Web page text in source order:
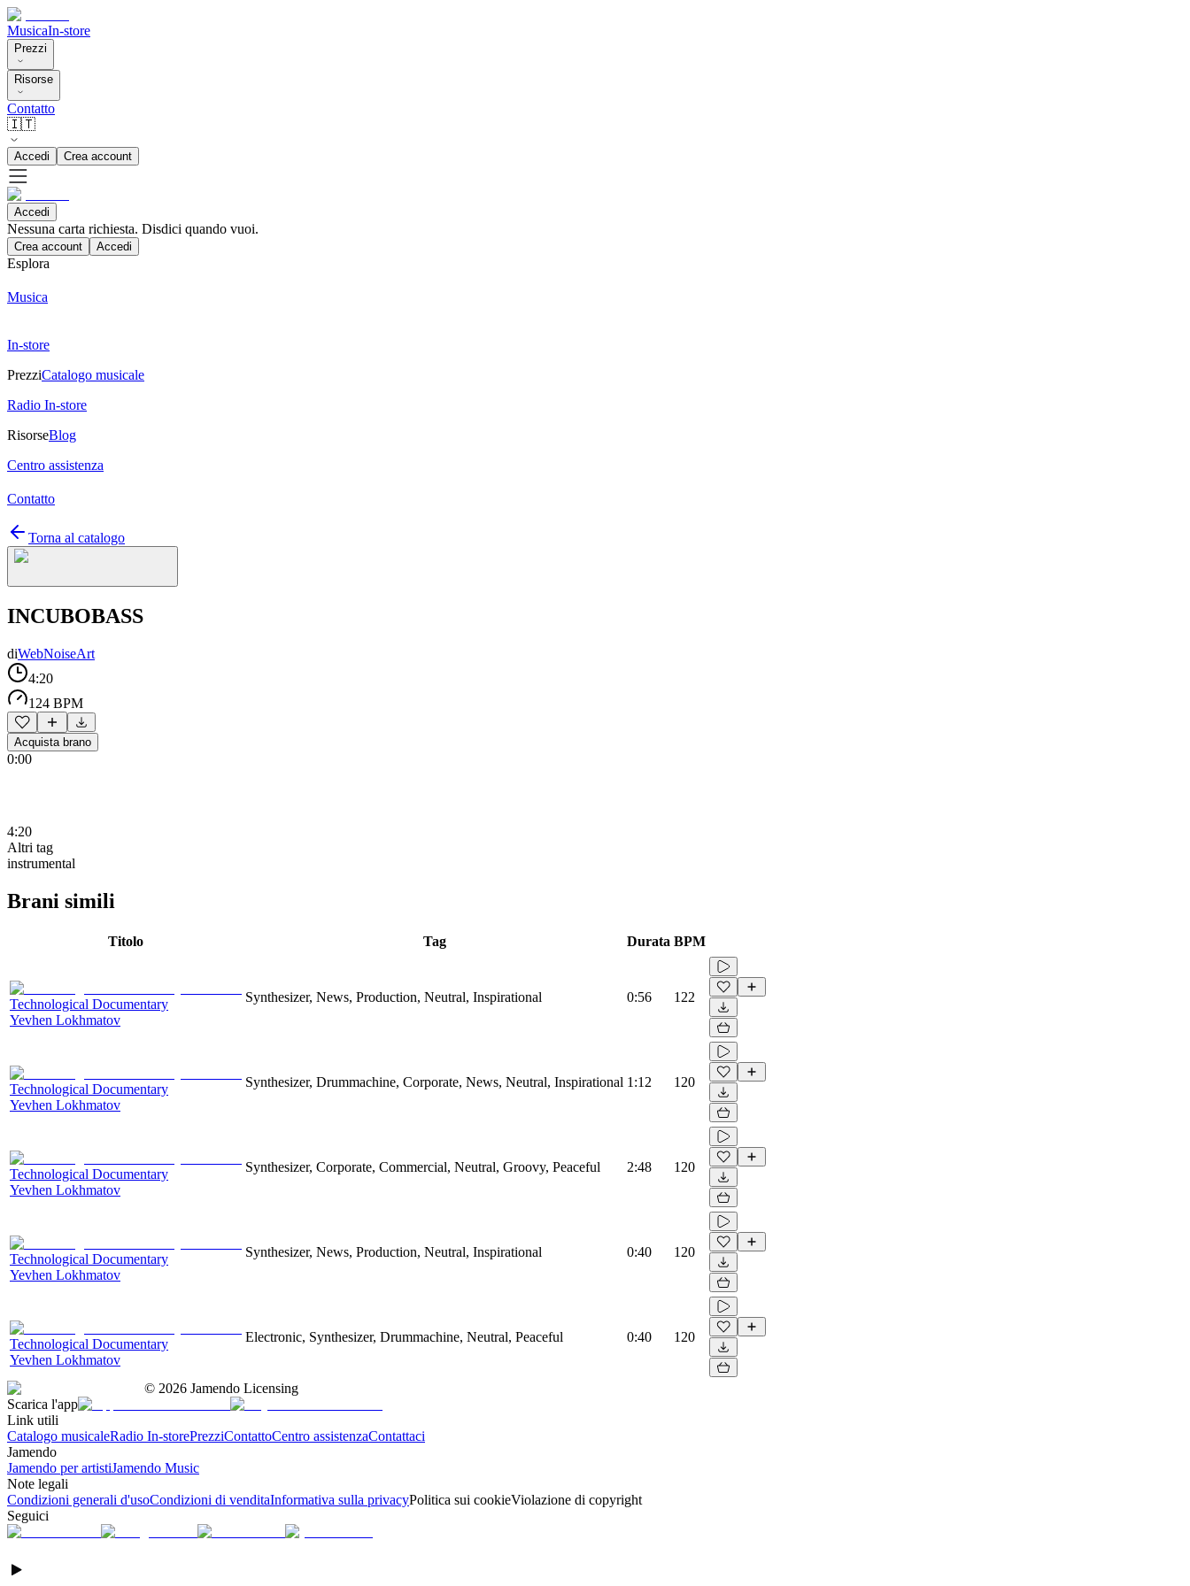
MusicaIn-store
Prezzi
Risorse
Contatto
🇮🇹
Accedi Crea account
Accedi
Nessuna carta richiesta. Disdici quando vuoi.
Crea account Accedi
Esplora
Musica
In-store
PrezziCatalogo musicale
Radio In-store
RisorseBlog
Centro assistenza
Contatto
Torna al catalogo
INCUBOBASS
diWebNoiseArt
4:20
124 BPM
Acquista brano
0:00
4:20
Altri tag
instrumental
Brani simili
Titolo Tag Durata BPM
Technological Documentary
Yevhen Lokhmatov
Synthesizer, News, Production, Neutral, Inspirational 0:56 122
Technological Documentary
Yevhen Lokhmatov
Synthesizer, Drummachine, Corporate, News, Neutral, Inspirational 1:12 120
Technological Documentary
Yevhen Lokhmatov
Synthesizer, Corporate, Commercial, Neutral, Groovy, Peaceful 2:48 120
Technological Documentary
Yevhen Lokhmatov
Synthesizer, News, Production, Neutral, Inspirational 0:40 120
Technological Documentary
Yevhen Lokhmatov
Electronic, Synthesizer, Drummachine, Neutral, Peaceful 0:40 120
© 2026 Jamendo Licensing
Scarica l'app
Link utili
Catalogo musicaleRadio In-storePrezziContattoCentro assistenzaContattaci
Jamendo
Jamendo per artistiJamendo Music
Note legali
Condizioni generali d'usoCondizioni di venditaInformativa sulla privacyPolitica sui cookieViolazione di copyright
Seguici